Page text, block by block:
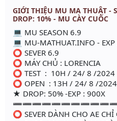
GIỚI THIỆU MU MA THUẬT -
DROP: 10% - MU CÀY CUỐC
💻 MU SEASON 6.9
💻 MU-MATHUAT.INFO -
⭕️ SEVER 6.9
⭕️ MÁY CHỦ : LORENCIA
⭕️ TEST : 10H / 24/ 8 /2024
⭕️ OPEN : 13H / 24/ 8 /2024
★ DROP: 50% -EXP : 900X
⭕️ SEVER DÀNH CHO AE